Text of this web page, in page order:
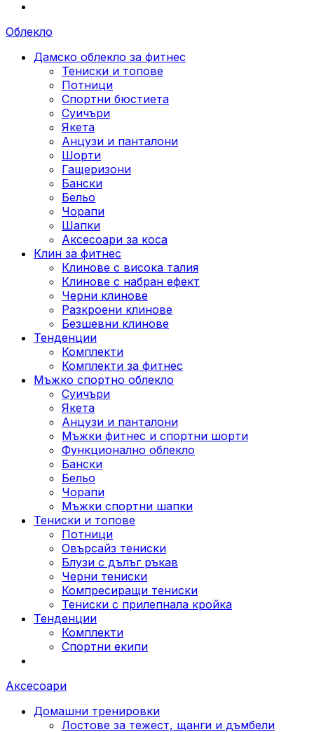
Облекло
Дамско облекло за фитнес
Тениски и топове
Потници
Спортни бюстиета
Суичъри
Якета
Aнцузи и панталони
Шорти
Гащеризони
Бански
Бельо
Чорапи
Шапки
Аксесоари за коса
Клин за фитнес
Клинове с висока талия
Клинове с набран ефект
Черни клинове
Разкроени клинове
Безшевни клинове
Тенденции
Комплекти
Комплекти за фитнес
Мъжко спортно облекло
Суичъри
Якета
Aнцузи и панталони
Mъжки фитнес и спортни шорти
Функционално облекло
Бански
Бельо
Чорапи
Mъжки спортни шапки
Тениски и топове
Потници
Овърсайз тениски
Блузи с дълъг ръкав
Черни тениски
Компресиращи тениски
Тениски с прилепнала кройка
Тенденции
Комплекти
Спортни екипи
Аксесоари
Домашни тренировки
Лостове за тежест, щанги и дъмбели